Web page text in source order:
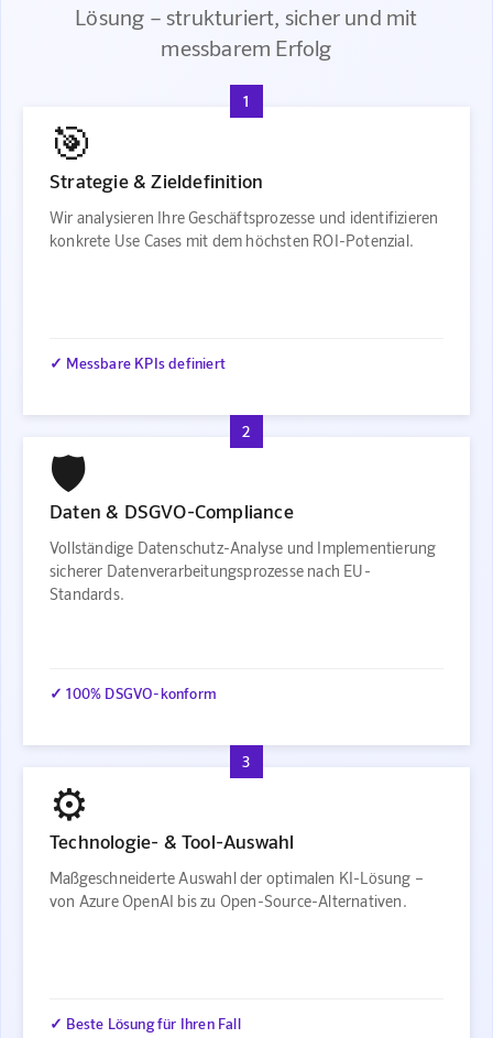
Lösung – strukturiert, sicher und mit
messbarem Erfolg
1
🎯
Strategie & Zieldefinition
Wir analysieren Ihre Geschäftsprozesse und identifizieren
konkrete Use Cases mit dem höchsten ROI-Potenzial.
✓ Messbare KPIs definiert
2
🛡️
Daten & DSGVO-Compliance
Vollständige Datenschutz-Analyse und Implementierung
sicherer Datenverarbeitungsprozesse nach EU-
Standards.
✓ 100% DSGVO-konform
3
⚙️
Technologie- & Tool-Auswahl
Maßgeschneiderte Auswahl der optimalen KI-Lösung –
von Azure OpenAI bis zu Open-Source-Alternativen.
✓ Beste Lösung für Ihren Fall